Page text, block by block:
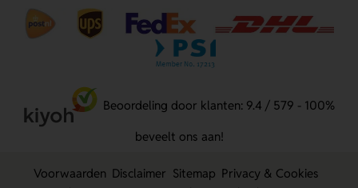
Beoordeling door klanten: 9.4 / 579 - 100%
beveelt ons aan!
Voorwaarden Disclaimer Sitemap Privacy & Cookies